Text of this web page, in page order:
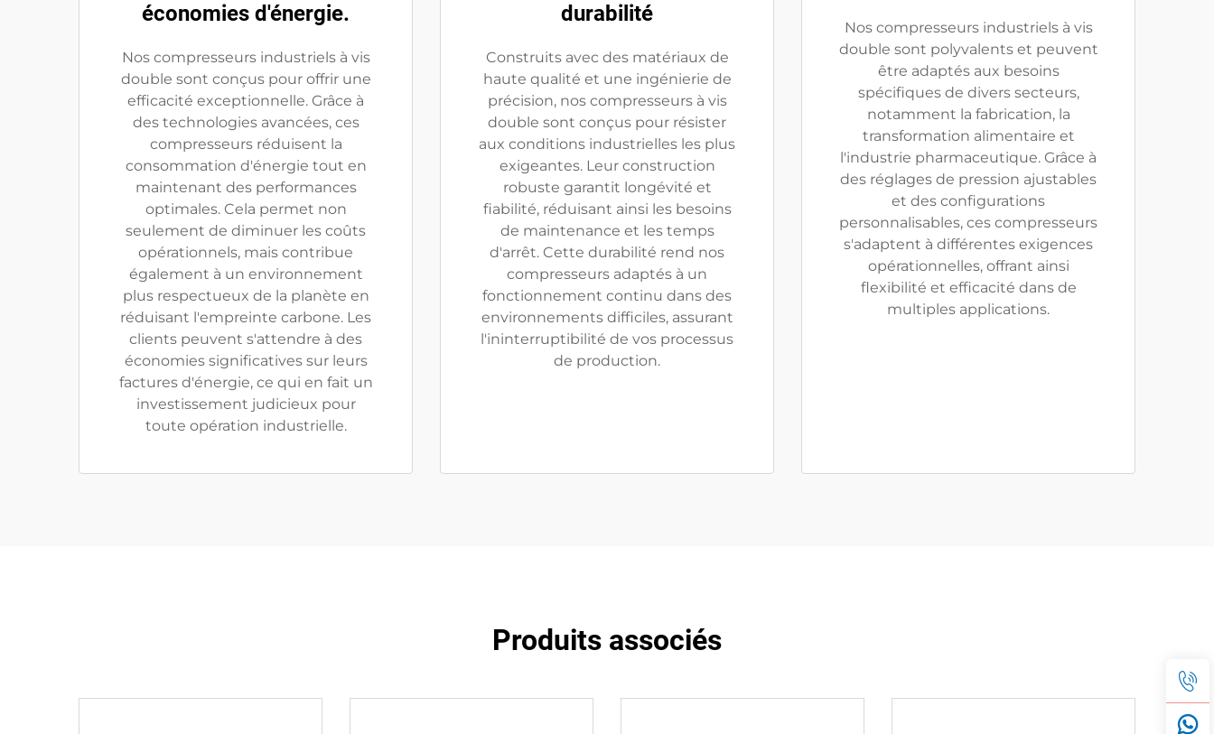
économies d'énergie.
Nos compresseurs industriels à vis
double sont conçus pour offrir une
efficacité exceptionnelle. Grâce à
des technologies avancées, ces
compresseurs réduisent la
consommation d'énergie tout en
maintenant des performances
optimales. Cela permet non
seulement de diminuer les coûts
opérationnels, mais contribue
également à un environnement
plus respectueux de la planète en
réduisant l'empreinte carbone. Les
clients peuvent s'attendre à des
économies significatives sur leurs
factures d'énergie, ce qui en fait un
investissement judicieux pour
toute opération industrielle.
durabilité
Construits avec des matériaux de
haute qualité et une ingénierie de
précision, nos compresseurs à vis
double sont conçus pour résister
aux conditions industrielles les plus
exigeantes. Leur construction
robuste garantit longévité et
fiabilité, réduisant ainsi les besoins
de maintenance et les temps
d'arrêt. Cette durabilité rend nos
compresseurs adaptés à un
fonctionnement continu dans des
environnements difficiles, assurant
l'ininterruptibilité de vos processus
de production.
Nos compresseurs industriels à vis
double sont polyvalents et peuvent
être adaptés aux besoins
spécifiques de divers secteurs,
notamment la fabrication, la
transformation alimentaire et
l'industrie pharmaceutique. Grâce à
des réglages de pression ajustables
et des configurations
personnalisables, ces compresseurs
s'adaptent à différentes exigences
opérationnelles, offrant ainsi
flexibilité et efficacité dans de
multiples applications.
Produits associés